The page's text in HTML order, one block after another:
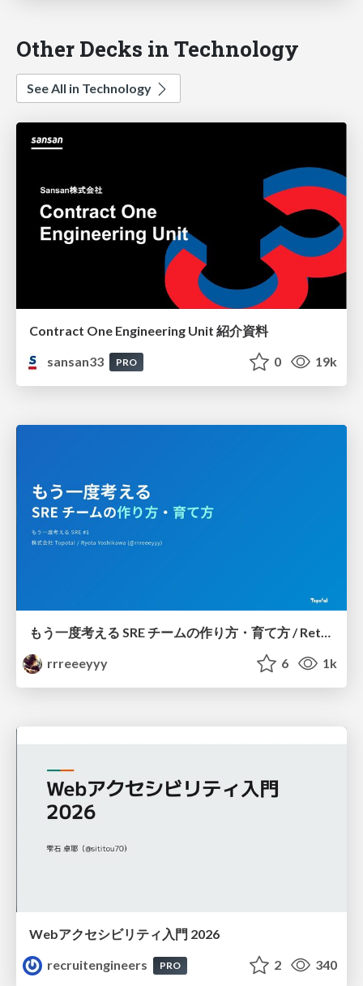
Other Decks in Technology
See All in Technology
Contract One Engineering Unit 紹介資料
sansan33
PRO 0 19k
もう一度考える SRE チームの作り方・育て方 / Rethinking SRE #1: Building and Growing SRE Teams
rrreeeyyy
6 1k
Webアクセシビリティ入門 2026
recruitengineers
PRO 2 340